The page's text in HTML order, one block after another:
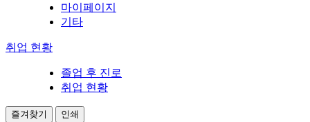
마이페이지
기타
취업 현황
졸업 후 진로
취업 현황
즐겨찾기 인쇄